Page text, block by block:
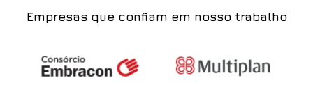
Empresas que confiam em nosso trabalho